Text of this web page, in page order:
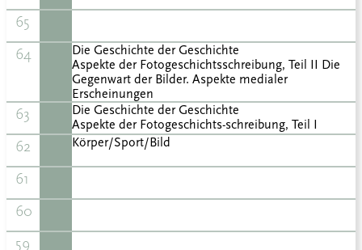
65
64
Die Geschichte der Geschichte
Aspekte der Fotogeschichtsschreibung, Teil II Die
Gegenwart der Bilder. Aspekte medialer
Erscheinungen
63
Die Geschichte der Geschichte
Aspekte der Fotogeschichts-schreibung, Teil I
62 Körper/Sport/Bild
61
60
59